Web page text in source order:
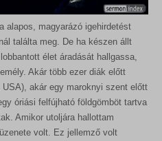
alapos, magyarázó igehirdetést
találta meg. De ha készen állt
élet áradását hallgassa,
Akár több ezer diák előtt
akár egy maroknyi szent előtt
óriási felfújható földgömböt tartva
Amikor utoljára hallottam
volt. Ez jellemző volt